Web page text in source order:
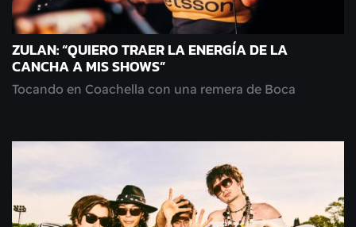
ZULAN: “QUIERO TRAER LA ENERGÍA DE LA
CANCHA A MIS SHOWS”
Tocando en Coachella con una remera de Boca